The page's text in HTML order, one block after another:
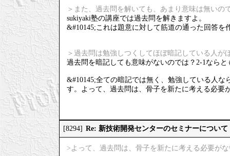
＞また、過去問を解いても、あまり意味は無いの
sukiyaki塾の講座では過去問を解きますよ。
&#10145;これは題意に対して筋道の通った回答
＞過去問は勉強しつくしてほぼ暗記している人が
過去問を暗記しても意味がないのでは？2-1ならと
&#10145;全ての暗記では無く、勉強している人
す。よって、過去問は、骨子を新たに考える必要
[8294] Re: 新技術開発センターのセミナーについて
>よって、過去問は、骨子を新たに考える必要が